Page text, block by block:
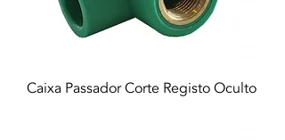
Caixa Passador Corte Registo Oculto